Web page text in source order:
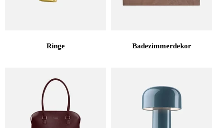
Ringe Badezimmerdekor